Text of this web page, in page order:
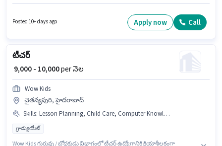
బ్యూటీషియన్ గా చేరండి.
Posted 10+ days ago Apply now Call
టీచర్
₹ 9,000 - 10,000per నెల
Wow Kids
చైతన్యపురి, హైదరాబాద్
Skills: Lesson Planning, Child Care, Computer Knowledge, Assessment Development
గ్రాడ్యుయేట్
Wow Kids గురువు / బోధకుడు విభాగంలో టీచర్ ఉద్యోగానికి క్రియాశీలకంగా